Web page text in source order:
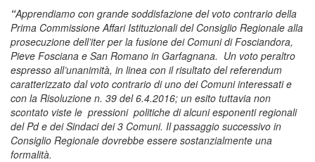
“Apprendiamo con grande soddisfazione del voto contrario della
Prima Commissione Affari Istituzionali del Consiglio Regionale alla
prosecuzione dell’iter per la fusione dei Comuni di Fosciandora,
Pieve Fosciana e San Romano in Garfagnana. Un voto peraltro
espresso all’unanimità, in linea con il risultato del referendum
caratterizzato dal voto contrario di uno dei Comuni interessati e
con la Risoluzione n. 39 del 6.4.2016; un esito tuttavia non
scontato viste le pressioni politiche di alcuni esponenti regionali
del Pd e dei Sindaci dei 3 Comuni. Il passaggio successivo in
Consiglio Regionale dovrebbe essere sostanzialmente una
formalità.